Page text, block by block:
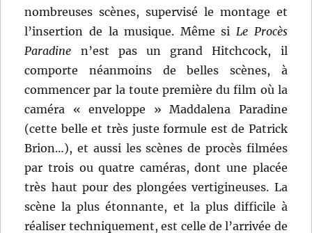
nombreuses scènes, supervisé le montage et
l’insertion de la musique. Même si Le Procès
Paradine n’est pas un grand Hitchcock, il
comporte néanmoins de belles scènes, à
commencer par la toute première du film où la
caméra « enveloppe » Maddalena Paradine
(cette belle et très juste formule est de Patrick
Brion…), et aussi les scènes de procès filmées
par trois ou quatre caméras, dont une placée
très haut pour des plongées vertigineuses. La
scène la plus étonnante, et la plus difficile à
réaliser techniquement, est celle de l’arrivée de